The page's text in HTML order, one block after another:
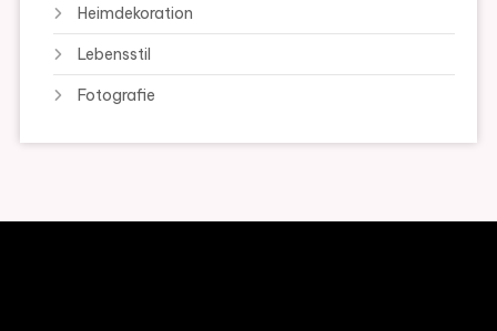
Heimdekoration
Lebensstil
Fotografie